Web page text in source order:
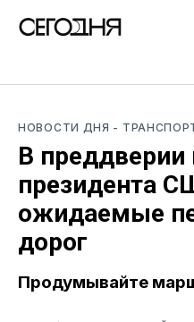
НОВОСТИ ДНЯ -
В преддверии
президента
ожидаемые
дорог
Продумывайте